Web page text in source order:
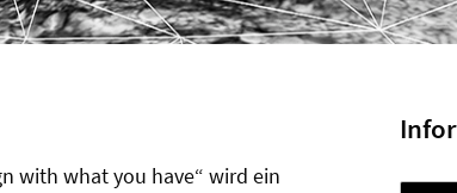
with what you have“ wird ein